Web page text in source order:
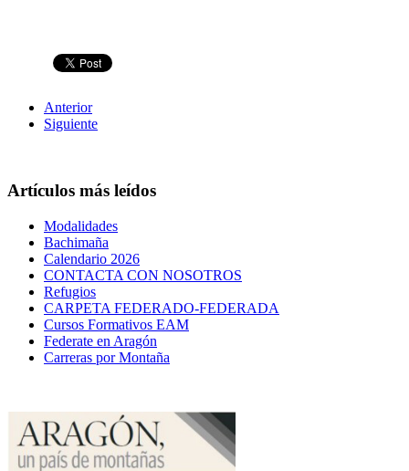
Anterior
Siguiente
Artículos más leídos
Modalidades
Bachimaña
Calendario 2026
CONTACTA CON NOSOTROS
Refugios
CARPETA FEDERADO-FEDERADA
Cursos Formativos EAM
Federate en Aragón
Carreras por Montaña